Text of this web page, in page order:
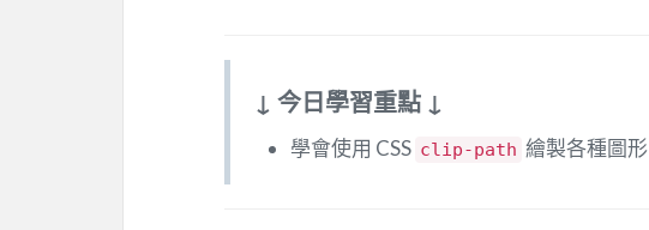
↓ 今日學習重點 ↓
學會使用 CSS clip-path 繪製各種圖形